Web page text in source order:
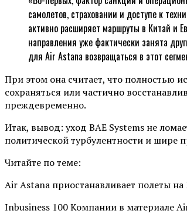
самолетов, страховании и доступе к
активно расширяет маршруты в Китай и
направления уже фактически занята
для Air Astana возвращаться в этот
При этом она считает, что полностью
сохраняться или частично
преждевременно.
Итак, вывод: уход BAE Systems не
политической турбулентности и шире
Читайте по теме:
Air Astana приостанавливает полеты
Inbusiness 100 Компании в материале